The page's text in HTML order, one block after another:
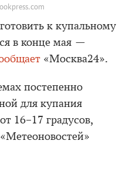
к купальному
в конце мая —
«Москва24».
постепенно
для купания
16–17 градусов,